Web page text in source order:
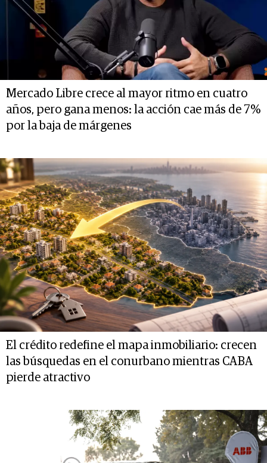
Mercado Libre crece al mayor ritmo en cuatro
años, pero gana menos: la acción cae más de 7%
por la baja de márgenes
El crédito redefine el mapa inmobiliario: crecen
las búsquedas en el conurbano mientras CABA
pierde atractivo